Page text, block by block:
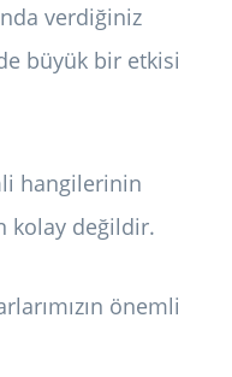
verdiğiniz
büyük bir etkisi
hangilerinin
kolay değildir.
önemli